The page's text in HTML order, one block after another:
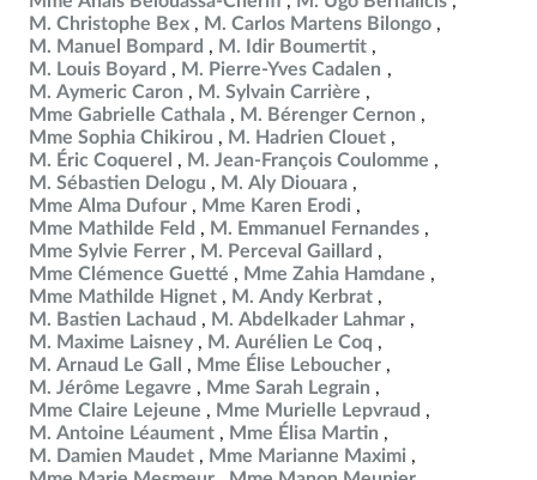
M. Christophe Bex
M. Carlos Martens Bilongo
M. Manuel Bompard
M. Idir Boumertit
M. Louis Boyard
M. Pierre-Yves Cadalen
M. Aymeric Caron
M. Sylvain Carrière
Mme Gabrielle Cathala
M. Bérenger Cernon
Mme Sophia Chikirou
M. Hadrien Clouet
M. Éric Coquerel
M. Jean-François Coulomme
M. Sébastien Delogu
M. Aly Diouara
Mme Alma Dufour
Mme Karen Erodi
Mme Mathilde Feld
M. Emmanuel Fernandes
Mme Sylvie Ferrer
M. Perceval Gaillard
Mme Clémence Guetté
Mme Zahia Hamdane
Mme Mathilde Hignet
M. Andy Kerbrat
M. Bastien Lachaud
M. Abdelkader Lahmar
M. Maxime Laisney
M. Aurélien Le Coq
M. Arnaud Le Gall
Mme Élise Leboucher
M. Jérôme Legavre
Mme Sarah Legrain
Mme Claire Lejeune
Mme Murielle Lepvraud
M. Antoine Léaument
Mme Élisa Martin
M. Damien Maudet
Mme Marianne Maximi